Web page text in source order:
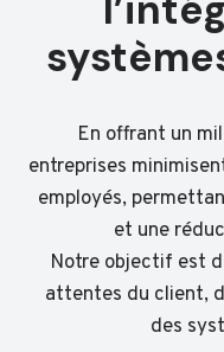
En offrant un
entreprises
employés,
et une
Notre objectif est
attentes du client,
des